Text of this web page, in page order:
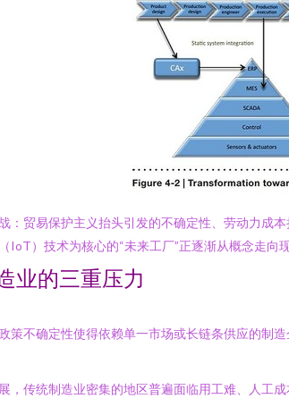
：贸易保护主义抬头引发的不确定性、劳动力成
IoT）技术为核心的“未来工厂”正逐渐从概念走向
业的三重压力
策不确定性使得依赖单一市场或长链条供应的制
，传统制造业密集的地区普遍面临用工难、人工